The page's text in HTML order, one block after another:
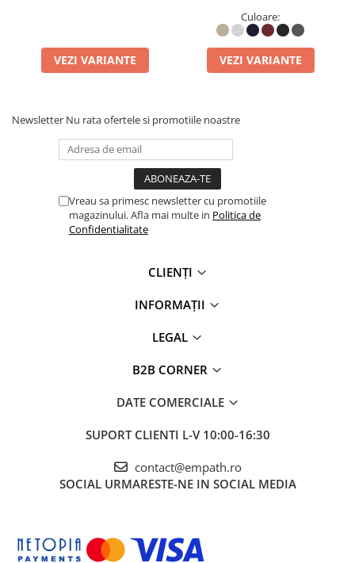
VEZI VARIANTE
Culoare:
VEZI VARIANTE
Newsletter Nu rata ofertele si promotiile noastre
Vreau sa primesc newsletter cu promotiile
magazinului. Afla mai multe in Politica de
Confidentialitate
CLIENȚI
INFORMAȚII
LEGAL
B2B CORNER
DATE COMERCIALE
SUPORT CLIENTI L-V 10:00-16:30
contact@empath.ro
SOCIAL URMARESTE-NE IN SOCIAL MEDIA